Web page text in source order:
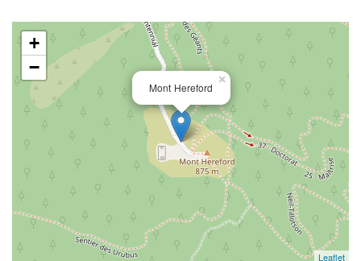
Mont Hereford
×
+
−
Leaflet